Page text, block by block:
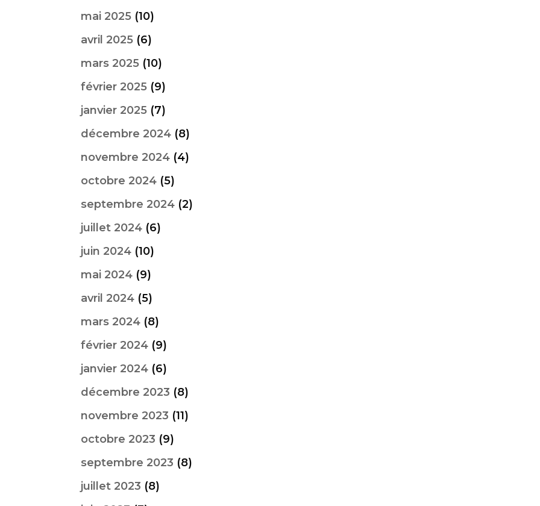
mai 2025 (10)
avril 2025 (6)
mars 2025 (10)
février 2025 (9)
janvier 2025 (7)
décembre 2024 (8)
novembre 2024 (4)
octobre 2024 (5)
septembre 2024 (2)
juillet 2024 (6)
juin 2024 (10)
mai 2024 (9)
avril 2024 (5)
mars 2024 (8)
février 2024 (9)
janvier 2024 (6)
décembre 2023 (8)
novembre 2023 (11)
octobre 2023 (9)
septembre 2023 (8)
juillet 2023 (8)